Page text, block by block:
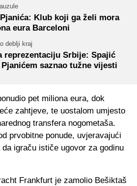
Klub koji ga želi mora
eura Barceloni
deblji kraj
reprezentaciju Srbije: Spajić
saznao tužne vijesti
pet miliona eura, dok
zahtjeve, te uostalom umjesto
transfera nogometaša.
prvobitne ponude, uvjeravajući
igraču ističe ugovor za godinu
Frankfurt je zamolio Bešiktaš